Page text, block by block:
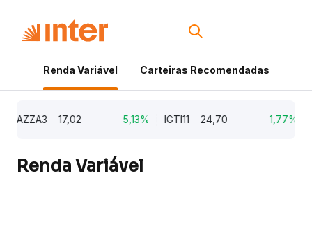
Renda Variável Carteiras Recomendadas
17,02 5,13% IGTI11 24,70 1,77%
Renda Variável